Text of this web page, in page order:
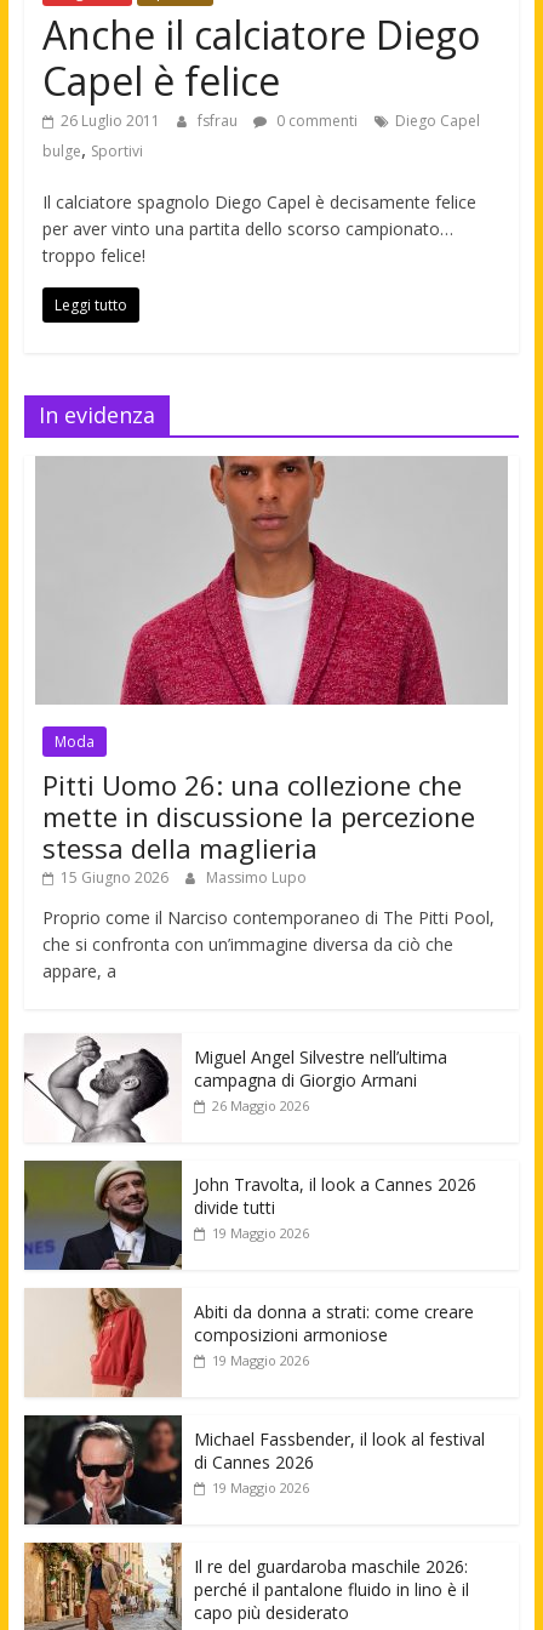
Anche il calciatore Diego
Capel è felice
26 Luglio 2011 fsfrau 0 commenti
Diego Capel
bulge, Sportivi
Il calciatore spagnolo Diego Capel è decisamente felice
per aver vinto una partita dello scorso campionato…
troppo felice!
Leggi tutto
In evidenza
Moda
Pitti Uomo 26: una collezione che
mette in discussione la percezione
stessa della maglieria
15 Giugno 2026 Massimo Lupo
Proprio come il Narciso contemporaneo di The Pitti Pool,
che si confronta con un’immagine diversa da ciò che
appare, a
Miguel Angel Silvestre nell’ultima
campagna di Giorgio Armani
26 Maggio 2026
John Travolta, il look a Cannes 2026
divide tutti
19 Maggio 2026
Abiti da donna a strati: come creare
composizioni armoniose
19 Maggio 2026
Michael Fassbender, il look al festival
di Cannes 2026
19 Maggio 2026
Il re del guardaroba maschile 2026:
perché il pantalone fluido in lino è il
capo più desiderato